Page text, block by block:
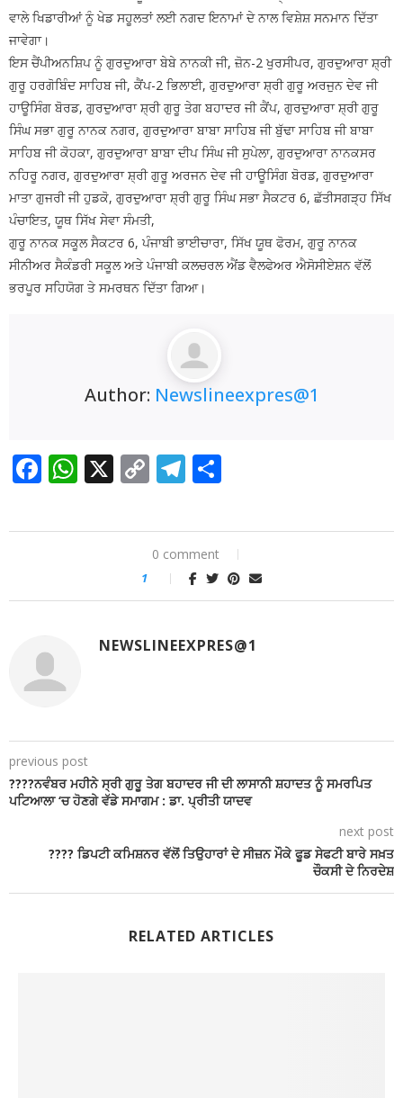
ਵਾਲੇ ਖਿਡਾਰੀਆਂ ਨੂੰ ਖੇਡ ਸਹੂਲਤਾਂ ਲਈ ਨਗਦ ਇਨਾਮਾਂ ਦੇ ਨਾਲ ਵਿਸ਼ੇਸ਼ ਸਨਮਾਨ ਦਿੱਤਾ
ਜਾਵੇਗਾ।
ਇਸ ਚੈਂਪੀਅਨਸ਼ਿਪ ਨੂੰ ਗੁਰਦੁਆਰਾ ਬੇਬੇ ਨਾਨਕੀ ਜੀ, ਜ਼ੋਨ-2 ਖੁਰਸੀਪਰ, ਗੁਰਦੁਆਰਾ ਸ਼੍ਰੀ
ਗੁਰੂ ਹਰਗੋਬਿੰਦ ਸਾਹਿਬ ਜੀ, ਕੈਂਪ-2 ਭਿਲਾਈ, ਗੁਰਦੁਆਰਾ ਸ਼੍ਰੀ ਗੁਰੂ ਅਰਜੁਨ ਦੇਵ ਜੀ
ਹਾਊਸਿੰਗ ਬੋਰਡ, ਗੁਰਦੁਆਰਾ ਸ਼੍ਰੀ ਗੁਰੂ ਤੇਗ ਬਹਾਦਰ ਜੀ ਕੈਂਪ, ਗੁਰਦੁਆਰਾ ਸ਼੍ਰੀ ਗੁਰੂ
ਸਿੰਘ ਸਭਾ ਗੁਰੂ ਨਾਨਕ ਨਗਰ, ਗੁਰਦੁਆਰਾ ਬਾਬਾ ਸਾਹਿਬ ਜੀ ਬੁੱਢਾ ਸਾਹਿਬ ਜੀ ਬਾਬਾ
ਸਾਹਿਬ ਜੀ ਕੋਹਕਾ, ਗੁਰਦੁਆਰਾ ਬਾਬਾ ਦੀਪ ਸਿੰਘ ਜੀ ਸੁਪੇਲਾ, ਗੁਰਦੁਆਰਾ ਨਾਨਕਸਰ
ਨਹਿਰੂ ਨਗਰ, ਗੁਰਦੁਆਰਾ ਸ਼੍ਰੀ ਗੁਰੂ ਅਰਜਨ ਦੇਵ ਜੀ ਹਾਊਸਿੰਗ ਬੋਰਡ, ਗੁਰਦੁਆਰਾ
ਮਾਤਾ ਗੁਜਰੀ ਜੀ ਹੁਡਕੋ, ਗੁਰਦੁਆਰਾ ਸ਼੍ਰੀ ਗੁਰੂ ਸਿੰਘ ਸਭਾ ਸੈਕਟਰ 6, ਛੱਤੀਸਗੜ੍ਹ ਸਿੱਖ
ਪੰਚਾਇਤ, ਯੂਥ ਸਿੱਖ ਸੇਵਾ ਸੰਮਤੀ,
ਗੁਰੂ ਨਾਨਕ ਸਕੂਲ ਸੈਕਟਰ 6, ਪੰਜਾਬੀ ਭਾਈਚਾਰਾ, ਸਿੱਖ ਯੂਥ ਫੋਰਮ, ਗੁਰੂ ਨਾਨਕ
ਸੀਨੀਅਰ ਸੈਕੰਡਰੀ ਸਕੂਲ ਅਤੇ ਪੰਜਾਬੀ ਕਲਚਰਲ ਐਂਡ ਵੈਲਫੇਅਰ ਐਸੋਸੀਏਸ਼ਨ ਵੱਲੋਂ
ਭਰਪੂਰ ਸਹਿਯੋਗ ਤੇ ਸਮਰਥਨ ਦਿੱਤਾ ਗਿਆ।
Author: Newslineexpres@1
Facebook
WhatsApp
X CopyTelegram
0 comment
1
NEWSLINEEXPRES@1
previous post
????ਨਵੰਬਰ ਮਹੀਨੇ ਸ੍ਰੀ ਗੁਰੂ ਤੇਗ ਬਹਾਦਰ ਜੀ ਦੀ ਲਾਸਾਨੀ ਸ਼ਹਾਦਤ ਨੂੰ ਸਮਰਪਿਤ
ਪਟਿਆਲਾ ‘ਚ ਹੋਣਗੇ ਵੱਡੇ ਸਮਾਗਮ : ਡਾ. ਪ੍ਰੀਤੀ ਯਾਦਵ
next post
???? ਡਿਪਟੀ ਕਮਿਸ਼ਨਰ ਵੱਲੋਂ ਤਿਉਹਾਰਾਂ ਦੇ ਸੀਜ਼ਨ ਮੌਕੇ ਫੂਡ ਸੇਫਟੀ ਬਾਰੇ ਸਖ਼ਤ
ਚੌਕਸੀ ਦੇ ਨਿਰਦੇਸ਼
RELATED ARTICLES